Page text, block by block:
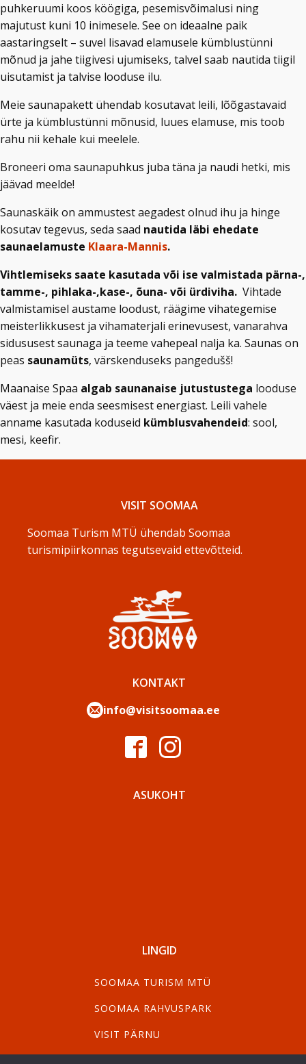
puhkeruumi koos köögiga, pesemisvõimalusi ning
majutust kuni 10 inimesele. See on ideaalne paik
aastaringselt – suvel lisavad elamusele kümblustünni
mõnud ja jahe tiigivesi ujumiseks, talvel saab nautida tiigil
uisutamist ja talvise looduse ilu.
Meie saunapakett ühendab kosutavat leili, lõõgastavaid
ürte ja kümblustünni mõnusid, luues elamuse, mis toob
rahu nii kehale kui meelele.
Broneeri oma saunapuhkus juba täna ja naudi hetki, mis
jäävad meelde!
Saunaskäik on ammustest aegadest olnud ihu ja hinge
kosutav tegevus, seda saad nautida läbi ehedate
saunaelamuste Klaara-Mannis.
Vihtlemiseks saate kasutada või ise valmistada pärna-,
tamme-, pihlaka-,kase-, õuna- või ürdiviha. Vihtade
valmistamisel austame loodust, räägime vihategemise
meisterlikkusest ja vihamaterjali erinevusest, vanarahva
sidususest saunaga ja teeme vahepeal nalja ka. Saunas on
peas saunamüts, värskenduseks pangedušš!
Maanaise Spaa algab saunanaise jutustustega looduse
väest ja meie enda seesmisest energiast. Leili vahele
anname kasutada koduseid kümblusvahendeid: sool,
mesi, keefir.
VISIT SOOMAA
Soomaa Turism MTÜ ühendab Soomaa
turismipiirkonnas tegutsevaid ettevõtteid.
KONTAKT
info@visitsoomaa.ee
ASUKOHT
LINGID
SOOMAA TURISM MTÜ
SOOMAA RAHVUSPARK
VISIT PÄRNU